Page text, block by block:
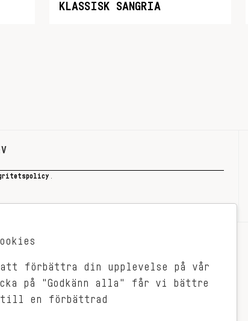
KLASSISK SANGRIA
VEGONYTT KONTAKT
förbättra din upplevelse på vår
på "Godkänn alla" får vi bättre
en förbättrad